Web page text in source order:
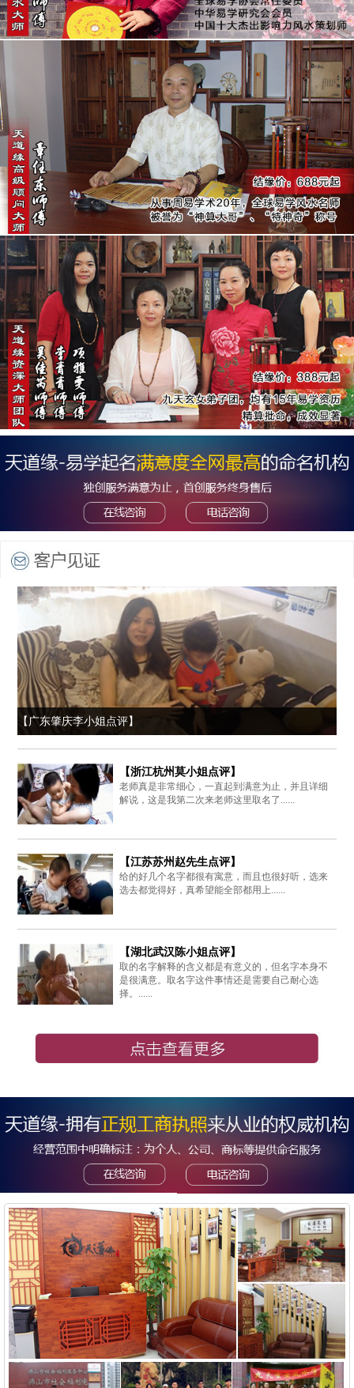
【广东肇庆李小姐点评】
【浙江杭州莫小姐点评】
老师真是非常细心，一直起到满意为止，并且详细
解说，这是我第二次来老师这里取名了......
【江苏苏州赵先生点评】
给的好几个名字都很有寓意，而且也很好听，选来
选去都觉得好，真希望能全部都用上......
【湖北武汉陈小姐点评】
取的名字解释的含义都是有意义的，但名字本身不
是很满意。取名字这件事情还是需要自己耐心选
择。......